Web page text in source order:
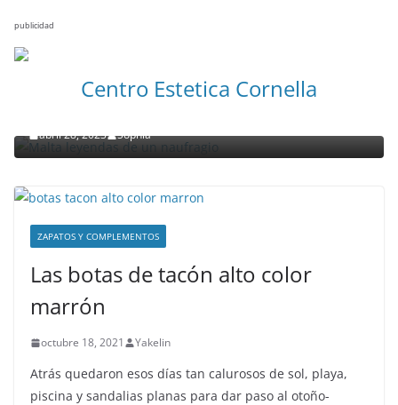
publicidad
Centro Estetica Cornella
abril 28, 2023 Sophia
ZAPATOS Y COMPLEMENTOS
Las botas de tacón alto color
marrón
octubre 18, 2021 Yakelin
Atrás quedaron esos días tan calurosos de sol, playa,
piscina y sandalias planas para dar paso al otoño-